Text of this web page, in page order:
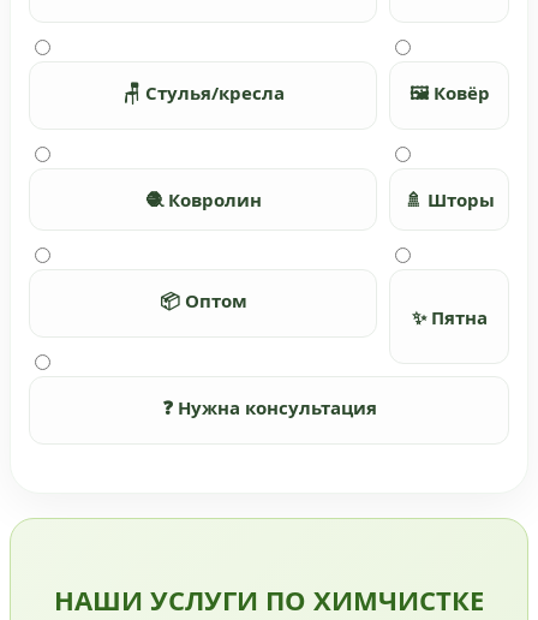
🪑 Стулья/кресла 🖼️ Ковёр
🧶 Ковролин 🚿 Шторы
📦 Оптом
✨ Пятна
❓ Нужна консультация
НАШИ УСЛУГИ ПО ХИМЧИСТКЕ